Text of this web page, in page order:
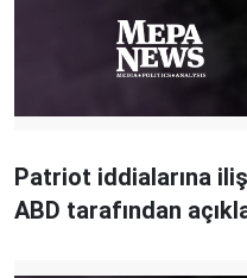
Patriot iddialarına
ABD tarafından